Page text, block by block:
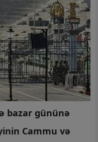
bazar gününə
Cammu və